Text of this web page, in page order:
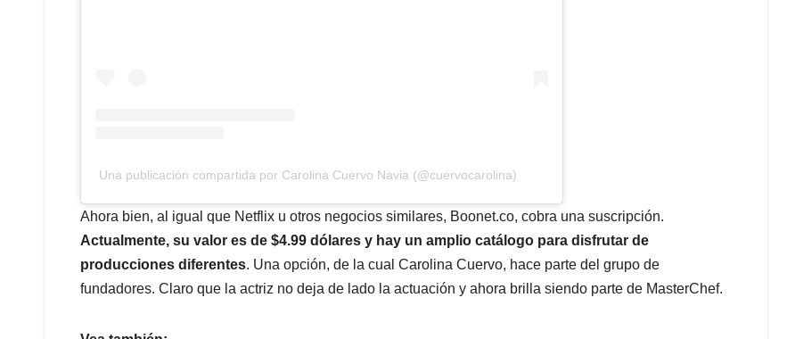
Una publicación compartida por Carolina Cuervo Navia (@cuervocarolina)
Ahora bien, al igual que Netflix u otros negocios similares, Boonet.co, cobra una suscripción.
Actualmente, su valor es de $4.99 dólares y hay un amplio catálogo para disfrutar de
producciones diferentes. Una opción, de la cual Carolina Cuervo, hace parte del grupo de
fundadores. Claro que la actriz no deja de lado la actuación y ahora brilla siendo parte de MasterChef.